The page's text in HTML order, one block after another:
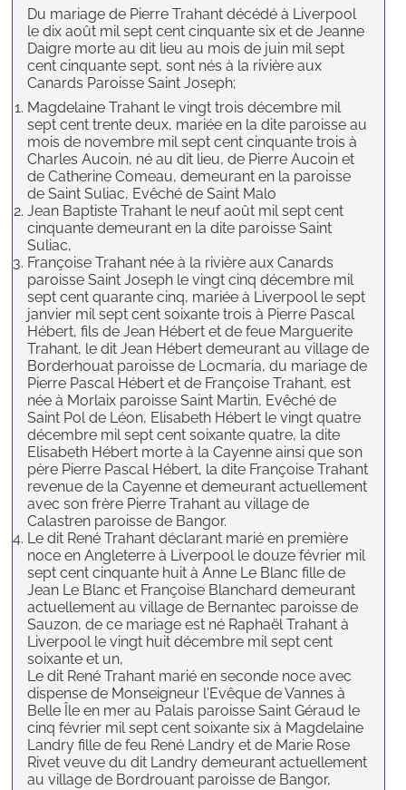
Du mariage de Pierre Trahant décédé à Liverpool
le dix août mil sept cent cinquante six et de Jeanne
Daigre morte au dit lieu au mois de juin mil sept
cent cinquante sept, sont nés à la rivière aux
Canards Paroisse Saint Joseph;
Magdelaine Trahant le vingt trois décembre mil
sept cent trente deux, mariée en la dite paroisse au
mois de novembre mil sept cent cinquante trois à
Charles Aucoin, né au dit lieu, de Pierre Aucoin et
de Catherine Comeau, demeurant en la paroisse
de Saint Suliac, Evêché de Saint Malo
Jean Baptiste Trahant le neuf août mil sept cent
cinquante demeurant en la dite paroisse Saint
Suliac,
Françoise Trahant née à la rivière aux Canards
paroisse Saint Joseph le vingt cinq décembre mil
sept cent quarante cinq, mariée à Liverpool le sept
janvier mil sept cent soixante trois à Pierre Pascal
Hébert, fils de Jean Hébert et de feue Marguerite
Trahant, le dit Jean Hébert demeurant au village de
Borderhouat paroisse de Locmaria, du mariage de
Pierre Pascal Hébert et de Françoise Trahant, est
née à Morlaix paroisse Saint Martin, Evêché de
Saint Pol de Léon, Elisabeth Hébert le vingt quatre
décembre mil sept cent soixante quatre, la dite
Elisabeth Hébert morte à la Cayenne ainsi que son
père Pierre Pascal Hébert, la dite Françoise Trahant
revenue de la Cayenne et demeurant actuellement
avec son frère Pierre Trahant au village de
Calastren paroisse de Bangor.
Le dit René Trahant déclarant marié en première
noce en Angleterre à Liverpool le douze février mil
sept cent cinquante huit à Anne Le Blanc fille de
Jean Le Blanc et Françoise Blanchard demeurant
actuellement au village de Bernantec paroisse de
Sauzon, de ce mariage est né Raphaël Trahant à
Liverpool le vingt huit décembre mil sept cent
soixante et un,
Le dit René Trahant marié en seconde noce avec
dispense de Monseigneur l'Evêque de Vannes à
Belle Île en mer au Palais paroisse Saint Géraud le
cinq février mil sept cent soixante six à Magdelaine
Landry fille de feu René Landry et de Marie Rose
Rivet veuve du dit Landry demeurant actuellement
au village de Bordrouant paroisse de Bangor,